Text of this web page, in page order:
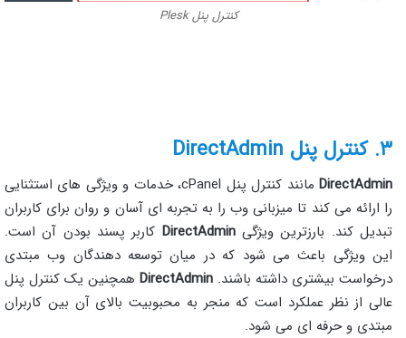
کنترل پنل Plesk
۳. کنترل پنل DirectAdmin
DirectAdmin
مانند کنترل پنل cPanel، خدمات و ویژگی های استثنایی
را ارائه می کند تا میزبانی وب را به تجربه ای آسان و روان برای کاربران
تبدیل کند. بارزترین ویژگیDirectAdmin کاربر پسند بودن آن است.
این ویژگی باعث می شود که در میان توسعه دهندگان وب مبتدی
درخواست بیشتری داشته باشند. DirectAdmin همچنین یک کنترل پنل
عالی از نظر عملکرد است که منجر به محبوبیت بالای آن بین کاربران
مبتدی و حرفه ای می شود.